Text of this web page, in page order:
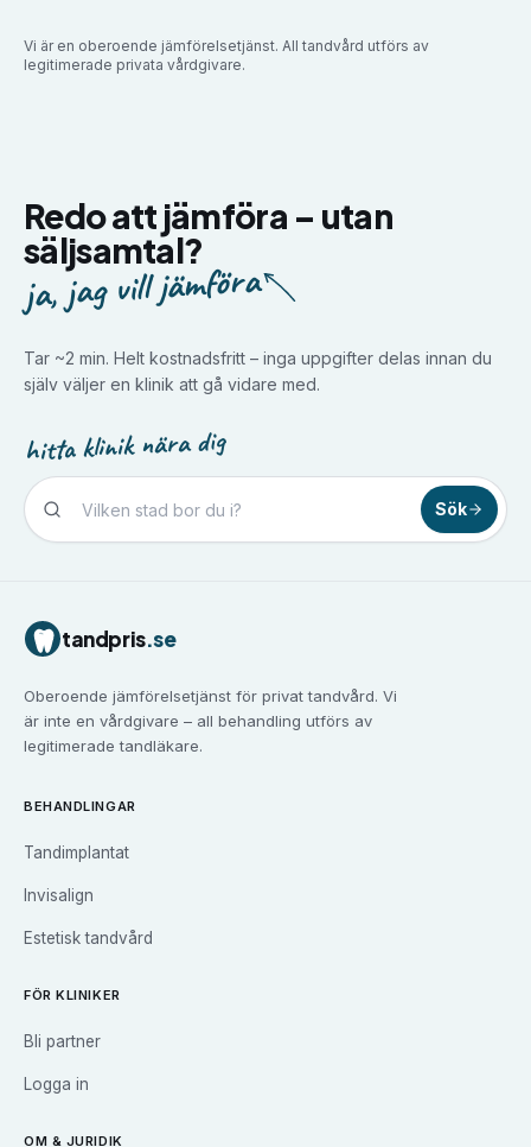
Vi är en oberoende jämförelsetjänst. All tandvård utförs av
legitimerade privata vårdgivare.
Redo att jämföra – utan
säljsamtal?
ja, jag vill jämföra
Tar ~2 min. Helt kostnadsfritt – inga uppgifter delas innan du
själv väljer en klinik att gå vidare med.
hitta klinik nära dig
Sök
Tandvård i
Tandvård iFalun
Tandvård i Göteborg
Tandvård iHalmstad
Tandvård iHelsingborg
Tandvård iJärfälla
Tandvård i
Tandvård i Kalmar
Tandvård i
Tandvård i
Tandvård i
tandpris.se
Oberoende jämförelsetjänst för privat tandvård. Vi
är inte en vårdgivare – all behandling utförs av
legitimerade tandläkare.
BEHANDLINGAR
Tandimplantat
Invisalign
Estetisk tandvård
FÖR KLINIKER
Bli partner
Logga in
OM & JURIDIK